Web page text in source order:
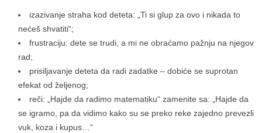
izazivanje straha kod deteta: „Ti si glup za ovo i nikada to
nećeš shvatiti“;
frustraciju: dete se trudi, a mi ne obraćamo pažnju na njegov
rad;
prisiljavanje deteta da radi zadatke – dobiće se suprotan
efekat od željenog;
reči: „Hajde da radimo matematiku“ zamenite sa: „Hajde da
se igramo, pa da vidimo kako su se preko reke zajedno prevezli
vuk, koza i kupus…“